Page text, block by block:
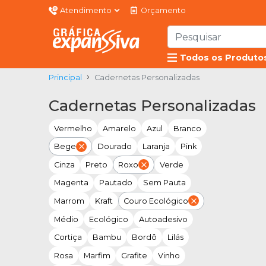
Atendimento Orçamento
Todos os
Principal Cadernetas Personalizadas
Cadernetas Personalizadas
Vermelho Amarelo Azul Branco
Bege Dourado Laranja Pink
Cinza Preto Roxo Verde
Magenta Pautado Sem Pauta
Marrom Kraft Couro Ecológico
Médio Ecológico Autoadesivo
Cortiça Bambu Bordô Lilás
Rosa Marfim Grafite Vinho